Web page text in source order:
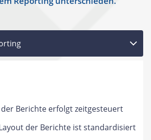
Berichte erfolgt zeitgesteuert
der Berichte ist standardisiert